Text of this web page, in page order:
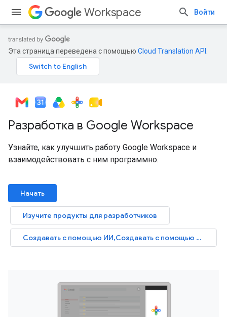
Workspace Войти
Эта страница переведена с помощью Cloud Translation API
Разработка в Google Workspace
Узнайте, как улучшить работу Google Workspace и
взаимодействовать с ним программно.
Начать
Изучите продукты для разработчиков
Создавать с помощью ИИ,Создавать с помощью ИИ,Создавать с помощью ИИ,Создавать с помощью ИИ